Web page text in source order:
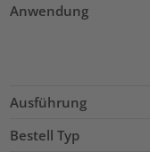
Anwendung
Ausführung
Bestell Typ